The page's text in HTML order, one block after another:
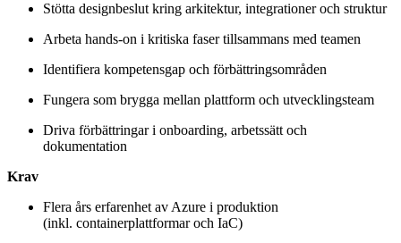
Stötta designbeslut kring arkitektur, integrationer och struktur
Arbeta hands-on i kritiska faser tillsammans med teamen
Identifiera kompetensgap och förbättringsområden
Fungera som brygga mellan plattform och utvecklingsteam
Driva förbättringar i onboarding, arbetssätt och
dokumentation
Krav
Flera års erfarenhet av Azure i produktion
(inkl. containerplattformar och IaC)